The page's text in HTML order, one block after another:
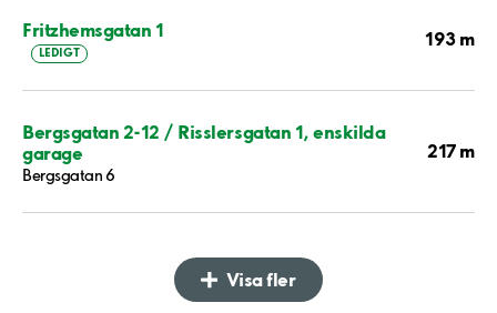
Fritzhemsgatan 1
LEDIGT
193 m
Bergsgatan 2-12 / Risslersgatan 1, enskilda
garage
Bergsgatan 6
217 m
Visa fler